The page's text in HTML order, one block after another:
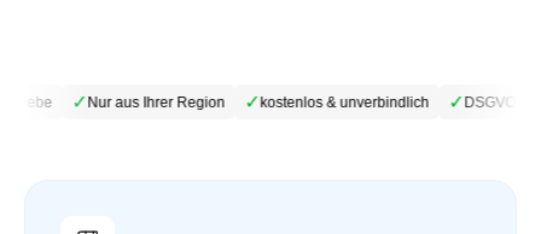
✓Nur aus Ihrer Region ✓kostenlos & unverbindlich ✓DSGVO-